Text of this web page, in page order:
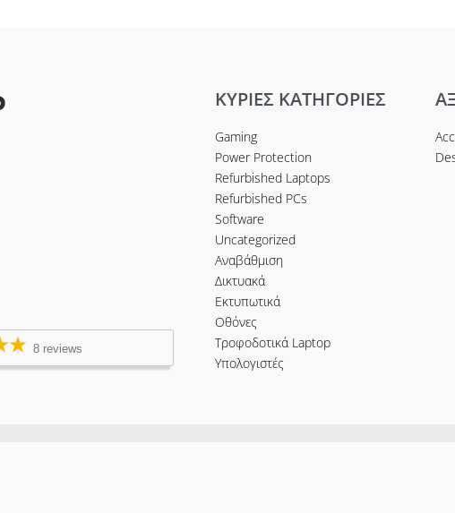
8 reviews
ΚΥΡΙΕΣ ΚΑΤΗΓΟΡΙΕΣ
Gaming
Power Protection
Refurbished Laptops
Refurbished PCs
Software
Uncategorized
Αναβάθμιση
Δικτυακά
Εκτυπωτικά
Οθόνες
Τροφοδοτικά Laptop
Υπολογιστές